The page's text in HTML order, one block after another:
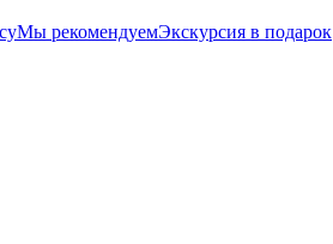
Мы рекомендуемЭкскурсия в подарок